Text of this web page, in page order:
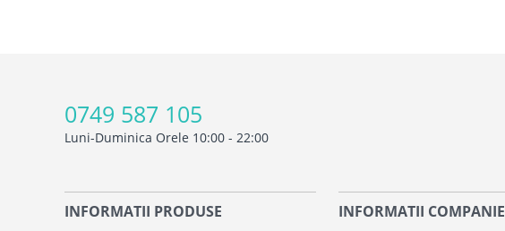
0749 587 105
Luni-Duminica Orele 10:00 - 22:00
INFORMATII PRODUSE INFORMATII COMPANIE